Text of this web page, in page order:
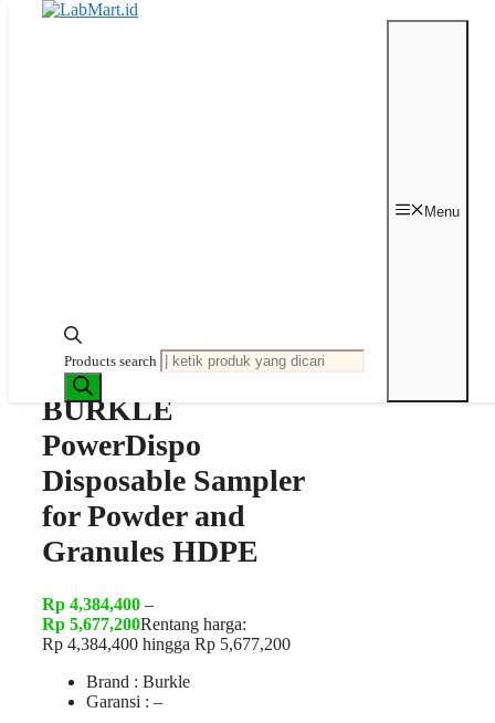
Langsung ke isi
Products search
Menu
BURKLE
PowerDispo
Disposable Sampler
for Powder and
Granules HDPE
Rp 4,384,400 –
Rp 5,677,200Rentang harga:
Rp 4,384,400 hingga Rp 5,677,200
Brand : Burkle
Garansi : –